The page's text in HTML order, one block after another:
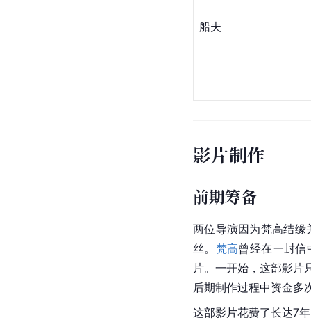
船夫
影片制作
前期筹备
两位导演因为梵高结缘
丝。 梵高曾经在一封信
片。一开始，这部影
后期制作过程中资金多
这部影片花费了长达7